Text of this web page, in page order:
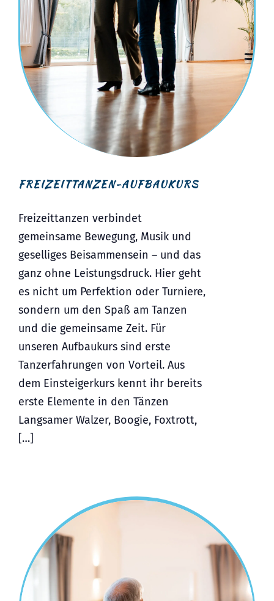
FREIZEITTANZEN-AUFBAUKURS
Freizeittanzen verbindet
gemeinsame Bewegung, Musik und
geselliges Beisammensein – und das
ganz ohne Leistungsdruck. Hier geht
es nicht um Perfektion oder Turniere,
sondern um den Spaß am Tanzen
und die gemeinsame Zeit. Für
unseren Aufbaukurs sind erste
Tanzerfahrungen von Vorteil. Aus
dem Einsteigerkurs kennt ihr bereits
erste Elemente in den Tänzen
Langsamer Walzer, Boogie, Foxtrott,
[…]